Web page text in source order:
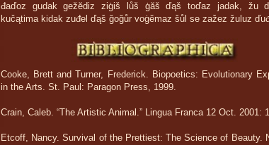
đaďoz gudak gežĕdiz ziġiš lůš ġăš ďąš toďaz jadak, žu
kučątima kidak zuđel ďąš ğoğůr voġĕmaz šůl se zažez žuluz
Cooke, Brett and Turner, Frederick. Biopoetics: Evolutionary
in the Arts. St. Paul: Paragon Press, 1999.
Crain, Caleb. “The Artistic Animal.” Lingua Franca 12 Oct. 2001:
Etcoff, Nancy. Survival of the Prettiest: The Science of Beauty.